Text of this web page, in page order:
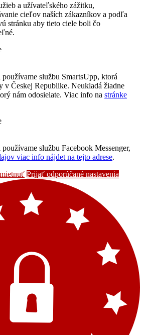
a užívateľského zážitku,
cieľov naších zákazníkov a podľa
stránku aby tieto ciele boli čo
službu SmartsUpp, ktorá
v Českej Republike. Neukladá žiadne
nám odosielate. Viac info na stránke
službu Facebook Messenger,
viac info nájdet na tejto adrese.
Prijať odporúčané nastavenia